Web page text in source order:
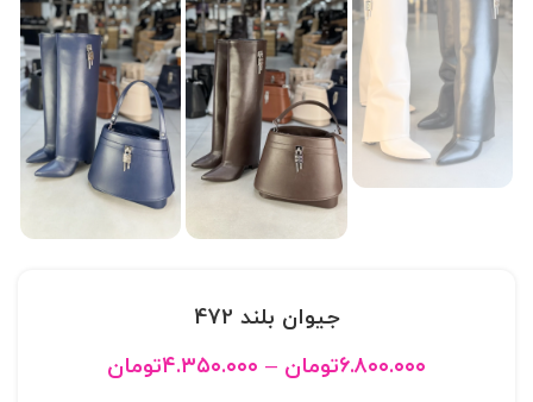
جیوان بلند 472
۶.۸۰۰.۰۰۰تومان – ۴.۳۵۰.۰۰۰تومان